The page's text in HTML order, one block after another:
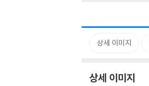
상세 이미지
상세 이미지